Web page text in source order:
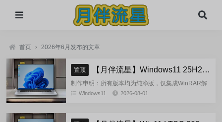
首页 › 2026年6月发布的文章
置顶 【月伴流星】Windows11 25H2 完整+适量精简多合一安装版2026.08
制作申明：所有版本均为纯净版，仅集成WinRAR解
压缩和VBCRedist_x86_x64和系统必须的软件和运
Windows11 2026-08-01